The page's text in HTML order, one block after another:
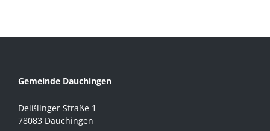
Gemeinde Dauchingen
Deißlinger Straße 1
78083 Dauchingen